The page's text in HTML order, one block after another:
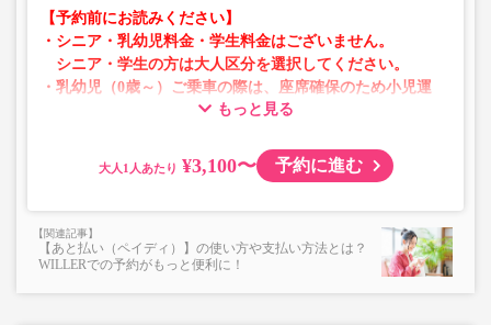
【予約前にお読みください】
・シニア・乳幼児料金・学生料金はございません。
シニア・学生の方は大人区分を選択してください。
・乳幼児（0歳～）ご乗車の際は、座席確保のため小児運
賃での乗車券が必要です。
・AM1時～5時の間はシステムメンテナンスの為ご予約が
・在庫の状況はリアルタイムの表示ではございません。
※売り切れの場合でも残数が表示される場合がありま
す。
もっと見る
大人 ¥3,100〜 予約に進む
【あと払い（ペイディ）】の使い方や支払い方法とは？
WILLERでの予約がもっと便利に！